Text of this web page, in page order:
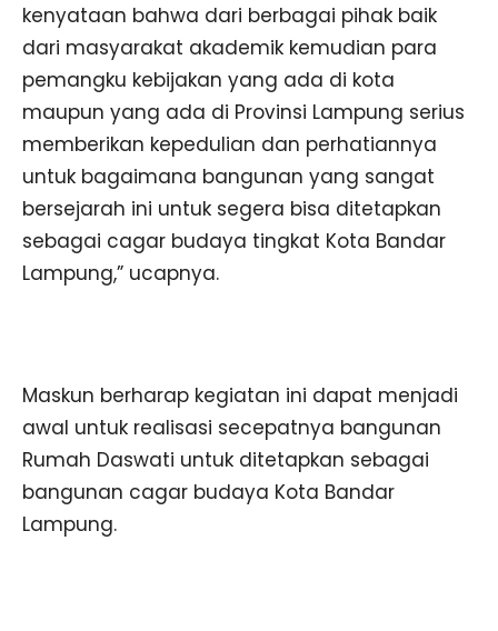
kenyataan bahwa dari berbagai pihak baik
dari masyarakat akademik kemudian para
pemangku kebijakan yang ada di kota
maupun yang ada di Provinsi Lampung serius
memberikan kepedulian dan perhatiannya
untuk bagaimana bangunan yang sangat
bersejarah ini untuk segera bisa ditetapkan
sebagai cagar budaya tingkat Kota Bandar
Lampung,” ucapnya.
Maskun berharap kegiatan ini dapat menjadi
awal untuk realisasi secepatnya bangunan
Rumah Daswati untuk ditetapkan sebagai
bangunan cagar budaya Kota Bandar
Lampung.